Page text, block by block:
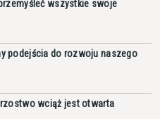
wszystkie swoje
podejścia do rozwoju naszego
wciąż jest otwarta